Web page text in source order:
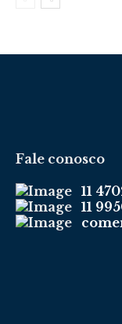
Fale conosco
11
11